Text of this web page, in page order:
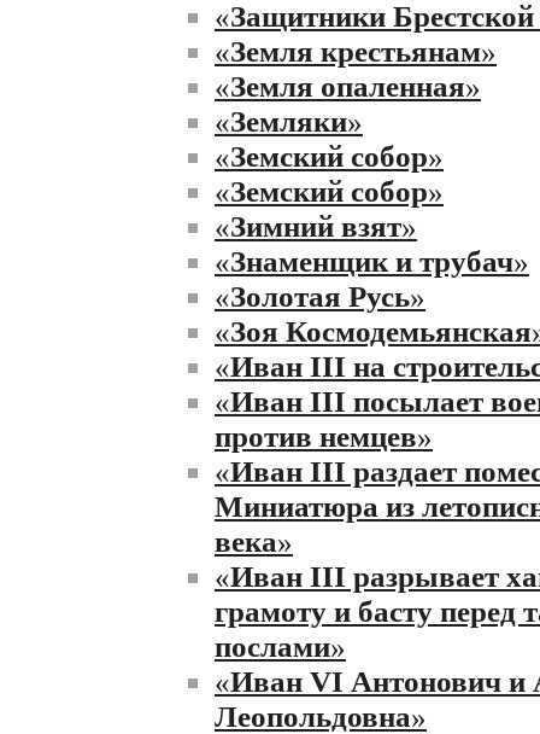
«Защитники Брестской
«Земля крестьянам»
«Земля опаленная»
«Земляки»
«Земский собор»
«Земский собор»
«Зимний взят»
«Знаменщик и трубач»
«Золотая Русь»
«Зоя Космодемьянская
«Иван III на
«Иван III посылает
против немцев»
«Иван III раздает
Миниатюра из
века»
«Иван III разрывает
грамоту и басту перед
послами»
«Иван VI Антонович и
Леопольдовна»